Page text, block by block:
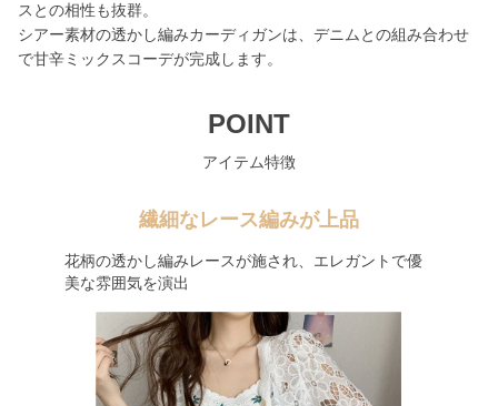
スとの相性も抜群。
シアー素材の透かし編みカーディガンは、デニムとの組み合わせ
で甘辛ミックスコーデが完成します。
POINT
アイテム特徴
繊細なレース編みが上品
花柄の透かし編みレースが施され、エレガントで優
美な雰囲気を演出